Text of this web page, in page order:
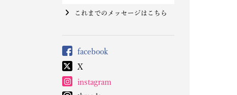
これまでのメッセージはこちら
facebook
X
instagram